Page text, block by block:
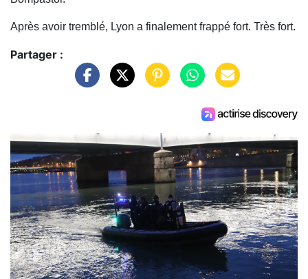
Après avoir tremblé, Lyon a finalement frappé fort. Très fort.
Partager :